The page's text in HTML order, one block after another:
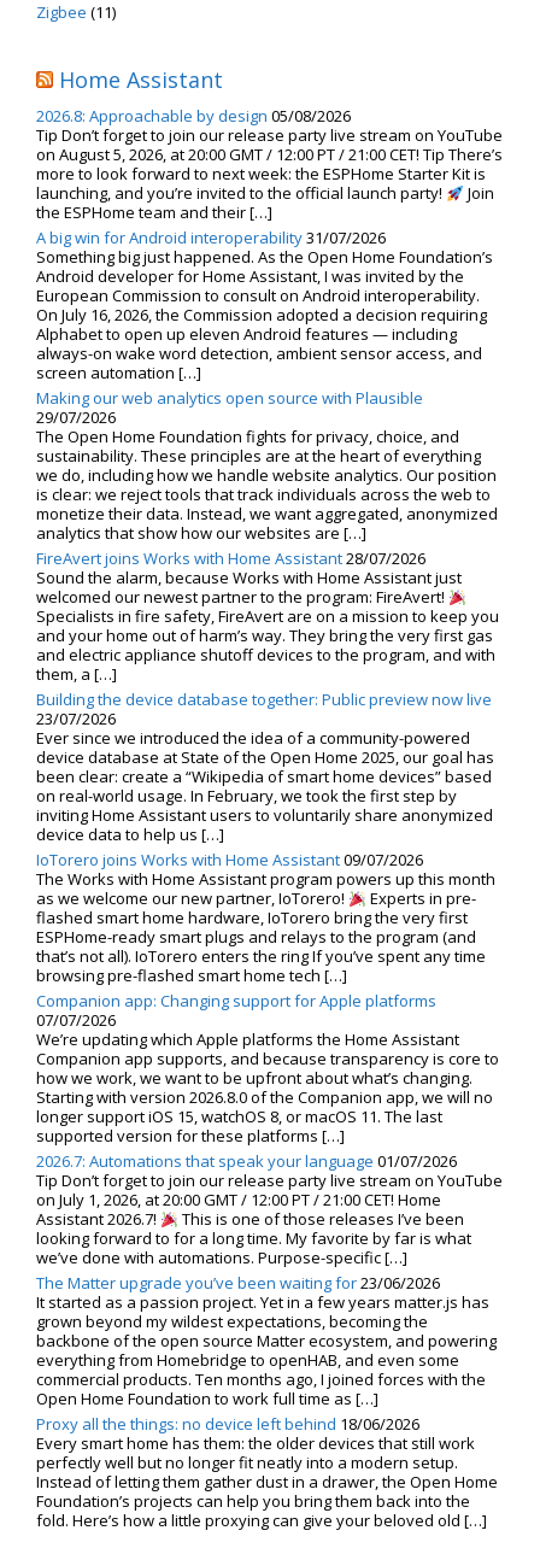
Zigbee (11)
Home Assistant
2026.8: Approachable by design 05/08/2026
Tip Don’t forget to join our release party live stream on YouTube
on August 5, 2026, at 20:00 GMT / 12:00 PT / 21:00 CET! Tip There’s
more to look forward to next week: the ESPHome Starter Kit is
launching, and you’re invited to the official launch party!
Join
the ESPHome team and their […]
A big win for Android interoperability31/07/2026
Something big just happened. As the Open Home Foundation’s
Android developer for Home Assistant, I was invited by the
European Commission to consult on Android interoperability.
On July 16, 2026, the Commission adopted a decision requiring
Alphabet to open up eleven Android features — including
always-on wake word detection, ambient sensor access, and
screen automation […]
Making our web analytics open source with Plausible
29/07/2026
The Open Home Foundation fights for privacy, choice, and
sustainability. These principles are at the heart of everything
we do, including how we handle website analytics. Our position
is clear: we reject tools that track individuals across the web to
monetize their data. Instead, we want aggregated, anonymized
analytics that show how our websites are […]
FireAvert joins Works with Home Assistant28/07/2026
Sound the alarm, because Works with Home Assistant just
welcomed our newest partner to the program: FireAvert!
Specialists in fire safety, FireAvert are on a mission to keep you
and your home out of harm’s way. They bring the very first gas
and electric appliance shutoff devices to the program, and with
them, a […]
Building the device database together: Public preview now live
23/07/2026
Ever since we introduced the idea of a community-powered
device database at State of the Open Home 2025, our goal has
been clear: create a “Wikipedia of smart home devices” based
on real-world usage. In February, we took the first step by
inviting Home Assistant users to voluntarily share anonymized
device data to help us […]
IoTorero joins Works with Home Assistant09/07/2026
The Works with Home Assistant program powers up this month
as we welcome our new partner, IoTorero!
Experts in pre-
flashed smart home hardware, IoTorero bring the very first
ESPHome-ready smart plugs and relays to the program (and
that’s not all). IoTorero enters the ring If you’ve spent any time
browsing pre-flashed smart home tech […]
Companion app: Changing support for Apple platforms
07/07/2026
We’re updating which Apple platforms the Home Assistant
Companion app supports, and because transparency is core to
how we work, we want to be upfront about what’s changing.
Starting with version 2026.8.0 of the Companion app, we will no
longer support iOS 15, watchOS 8, or macOS 11. The last
supported version for these platforms […]
2026.7: Automations that speak your language 01/07/2026
Tip Don’t forget to join our release party live stream on YouTube
on July 1, 2026, at 20:00 GMT / 12:00 PT / 21:00 CET! Home
Assistant 2026.7!
This is one of those releases I’ve been
looking forward to for a long time. My favorite by far is what
we’ve done with automations. Purpose-specific […]
The Matter upgrade you’ve been waiting for23/06/2026
It started as a passion project. Yet in a few years matter.js has
grown beyond my wildest expectations, becoming the
backbone of the open source Matter ecosystem, and powering
everything from Homebridge to openHAB, and even some
commercial products. Ten months ago, I joined forces with the
Open Home Foundation to work full time as […]
Proxy all the things: no device left behind 18/06/2026
Every smart home has them: the older devices that still work
perfectly well but no longer fit neatly into a modern setup.
Instead of letting them gather dust in a drawer, the Open Home
Foundation’s projects can help you bring them back into the
fold. Here’s how a little proxying can give your beloved old […]